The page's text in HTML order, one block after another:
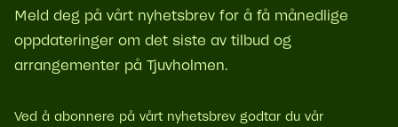
Meld deg på vårt nyhetsbrev for å få månedlige
oppdateringer om det siste av tilbud og
arrangementer på Tjuvholmen.
Ved å abonnere på vårt nyhetsbrev godtar du vår